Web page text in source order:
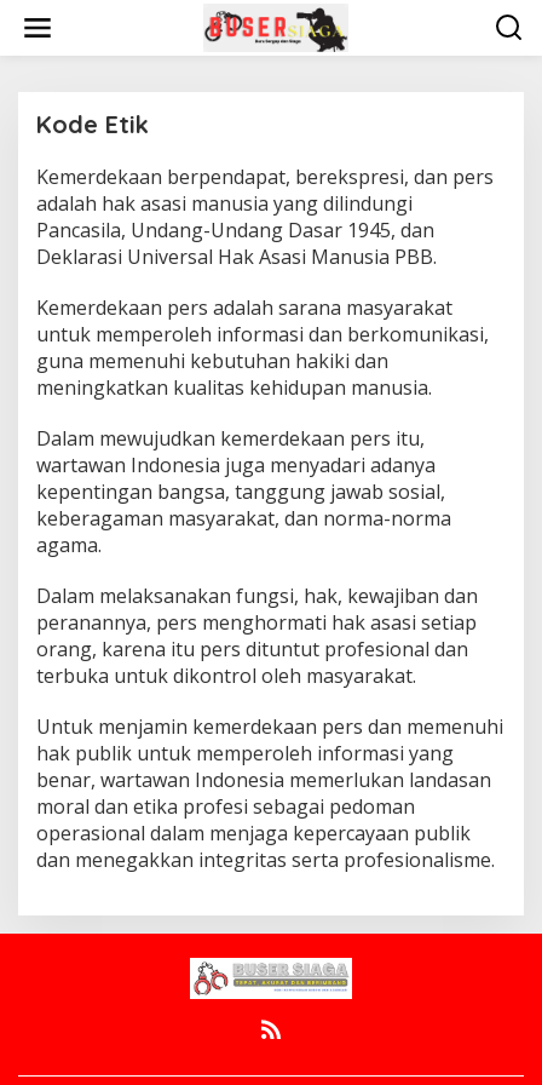
w
Kode Etik
6
M
A
R
T
2
0
9
O
L
H
B
U
S
E
R
I
G
A
.
C
O
M
Kemerdekaan berpendapat, berekspresi, dan pers
adalah hak asasi manusia yang dilindungi
Pancasila, Undang-Undang Dasar 1945, dan
Deklarasi Universal Hak Asasi Manusia PBB.
Kemerdekaan pers adalah sarana masyarakat
untuk memperoleh informasi dan berkomunikasi,
guna memenuhi kebutuhan hakiki dan
meningkatkan kualitas kehidupan manusia.
Dalam mewujudkan kemerdekaan pers itu,
wartawan Indonesia juga menyadari adanya
kepentingan bangsa, tanggung jawab sosial,
keberagaman masyarakat, dan norma-norma
agama.
Dalam melaksanakan fungsi, hak, kewajiban dan
peranannya, pers menghormati hak asasi setiap
orang, karena itu pers dituntut profesional dan
terbuka untuk dikontrol oleh masyarakat.
Untuk menjamin kemerdekaan pers dan memenuhi
hak publik untuk memperoleh informasi yang
benar, wartawan Indonesia memerlukan landasan
moral dan etika profesi sebagai pedoman
operasional dalam menjaga kepercayaan publik
dan menegakkan integritas serta profesionalisme.